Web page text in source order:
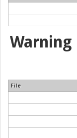
Warning
File